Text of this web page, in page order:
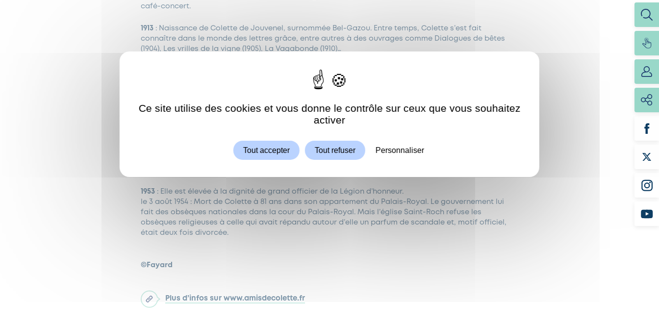
café-concert.
1913: Naissance de Colette de Jouvenel, surnommée Bel-Gazou. Entre temps, Colette s’est fait
connaître dans le monde des lettres grâce, entre autres à des ouvrages comme Dialogues de bêtes
(1904), Les vrilles de la vigne (1905), La Vagabonde (1910)…
: Parution du premier livre signé Colette, Le Blé en herbe.
: Colette est élue à l’Académie royale de langue et de littérature françaises de Belgique.
: A l’unanimité, Colette est élue à l’Académie Goncourt. Elle en deviendra la présidente le 1er
1953: Elle est élevée à la dignité de grand officier de la Légion d’honneur.
le 3 août 1954 : Mort de Colette à 81 ans dans son appartement du Palais-Royal. Le gouvernement lui
fait des obsèques nationales dans la cour du Palais-Royal. Mais l’église Saint-Roch refuse les
obsèques religieuses à celle qui avait répandu autour d’elle un parfum de scandale et, motif officiel,
était deux fois divorcée.
©Fayard
Plus d’infos sur www.amisdecolette.fr
Ce site utilise des cookies et vous donne le contrôle sur ceux que vous souhaitez
activer
Tout accepter Tout refuser Personnaliser